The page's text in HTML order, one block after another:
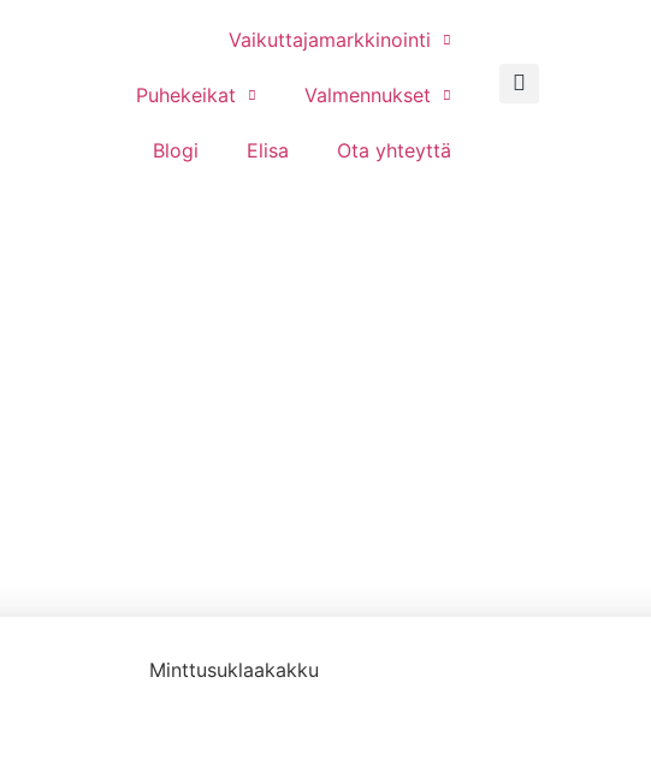
Vaikuttajamarkkinointi
Puhekeikat Valmennukset
Blogi Elisa Ota yhteyttä